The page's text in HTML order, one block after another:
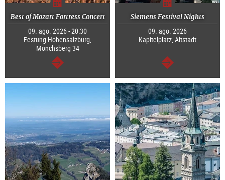
Best of Mozart Fortress Concert
09. ago. 2026 - 20:30
Festung Hohensalzburg,
Mönchsberg 34
segue
Siemens Festival Nights
09. ago. 2026
Kapitelplatz, Altstadt
segue